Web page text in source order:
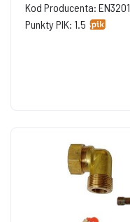
Kod Producenta: EN3201
Punkty PIK: 1.5